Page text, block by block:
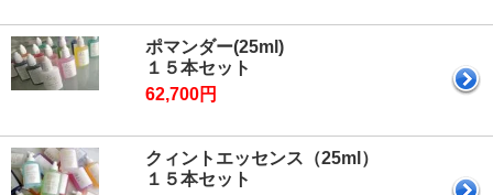
ポマンダー(25ml)
１５本セット
62,700円
クィントエッセンス（25ml）
１５本セット